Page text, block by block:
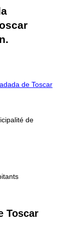
de Toscar
de
Toscar